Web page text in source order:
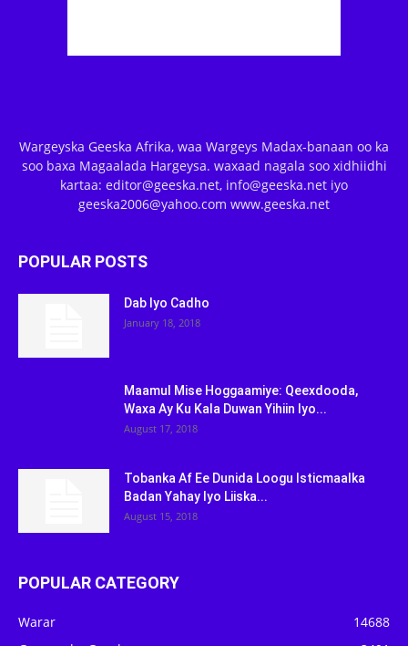
Wargeyska Geeska Afrika, waa Wargeys Madax-banaan oo ka
soo baxa Magaalada Hargeysa. waxaad nagala soo xidhiidhi
kartaa: editor@geeska.net, info@geeska.net iyo
geeska2006@yahoo.com www.geeska.net
POPULAR POSTS
Dab Iyo Cadho
January 18, 2018
Maamul Mise Hoggaamiye: Qeexdooda,
Waxa Ay Ku Kala Duwan Yihiin Iyo...
August 17, 2018
Tobanka Af Ee Dunida Loogu Isticmaalka
Badan Yahay Iyo Liiska...
August 15, 2018
POPULAR CATEGORY
Warar
14688